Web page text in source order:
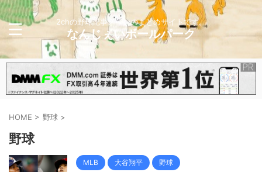
2chの野球記事メインのまとめサイトです。
なんじぇいボールパーク
HOME > 野球 >
野球
MLB 大谷翔平 野球